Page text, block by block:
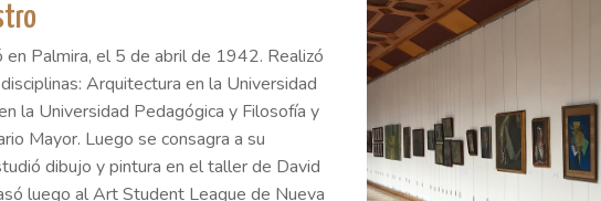
en Palmira, el 5 de abril de 1942. Realizó
Arquitectura en la Universidad
la Universidad Pedagógica y Filosofía y
Mayor. Luego se consagra a su
dibujo y pintura en el taller de David
luego al Art Student League de Nueva